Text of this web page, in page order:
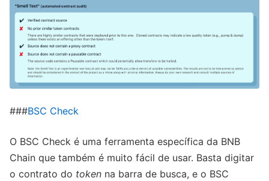
###BSC Check
O BSC Check é uma ferramenta específica da BNB
Chain que também é muito fácil de usar. Basta digitar
o contrato do token na barra de busca, e o BSC